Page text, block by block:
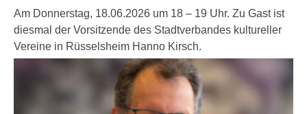
Am Donnerstag, 18.06.2026 um 18 – 19 Uhr. Zu Gast ist
diesmal der Vorsitzende des Stadtverbandes kultureller
Vereine in Rüsselsheim Hanno Kirsch.